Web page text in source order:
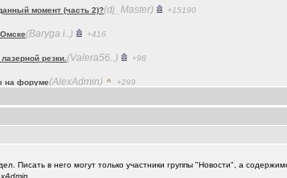
Омске(Baryga i..) +416
резки.(Valera56..)
на форуме(AlexAdmin) +299
(Raptorr) +369
(Kebbos) +1
Писать в него могут только участники группы "Новости", а